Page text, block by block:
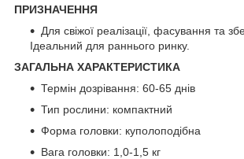
ПРИЗНАЧЕННЯ
Для свіжої реалізації, фасування та
Ідеальний для раннього ринку.
ЗАГАЛЬНА ХАРАКТЕРИСТИКА
Термін дозрівання: 60-65 днів
Тип рослини: компактний
Форма головки: куполоподібна
Вага головки: 1,0-1,5 кг